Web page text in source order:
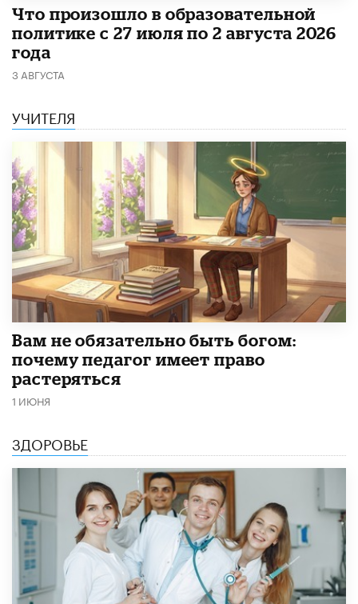
​Что произошло в образовательной
политике с 27 июля по 2 августа 2026
года
3 АВГУСТА
УЧИТЕЛЯ
​Вам не обязательно быть богом:
почему педагог имеет право
растеряться
1 ИЮНЯ
ЗДОРОВЬЕ